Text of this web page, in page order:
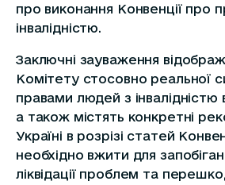
про виконання Конвенції про
інвалідністю.
Заключні зауваження
Комітету стосовно реальної
правами людей з інвалідністю
а також містять конкретні
Україні в розрізі статей
необхідно вжити для
ліквідації проблем та